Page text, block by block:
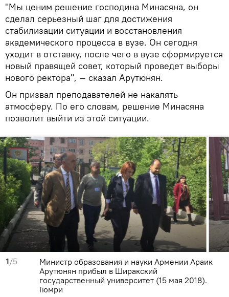
"Мы ценим решение господина Минасяна, он
сделал серьезный шаг для достижения
стабилизации ситуации и восстановления
академического процесса в вузе. Он сегодня
уходит в отставку, после чего в вузе сформируется
новый правящей совет, который проведет выборы
нового ректора", — сказал Арутюнян.
Он призвал преподавателей не накалять
атмосферу. По его словам, решение Минасяна
позволит выйти из этой ситуации.
1/5
Министр образования и науки Армении Араик
Арутюнян прибыл в Ширакский
государственный университет (15 мая 2018).
Гюмри